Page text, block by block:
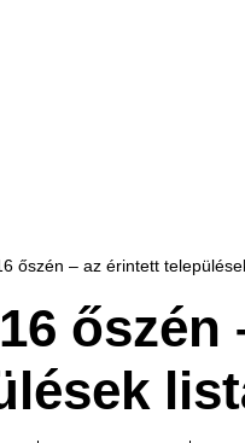
őszén – az érintett
őszén